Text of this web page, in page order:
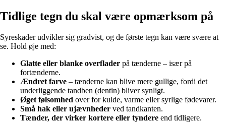
Tidlige tegn du skal være opmærksom på
Syreskader udvikler sig gradvist, og de første tegn kan være svære at
se. Hold øje med:
Glatte eller blanke overflader på tænderne – især på
fortænderne.
Ændret farve – tænderne kan blive mere gullige, fordi det
underliggende tandben (dentin) bliver synligt.
Øget følsomhed over for kulde, varme eller syrlige fødevarer.
Små hak eller ujævnheder ved tandkanten.
Tænder, der virker kortere eller tyndere end tidligere.